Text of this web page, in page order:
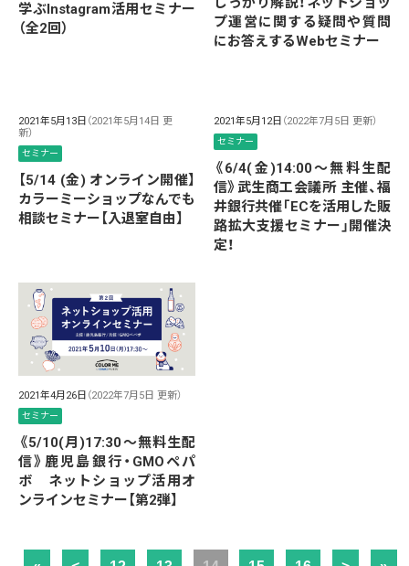
学ぶInstagram活用セミナー
（全2回）
プ運営に関する疑問や質問
にお答えするWebセミナー
2021年5月13日 （2021年5月14日 更
新）
セミナー
【5/14 (金) オンライン開催】
カラーミーショップなんでも
相談セミナー【入退室自由】
2021年5月12日 （2022年7月5日 更新）
セミナー
《6/4(金)14:00～無料生配
信》武生商工会議所 主催、福
井銀行共催「ECを活用した販
路拡大支援セミナー」開催決
定！
2021年4月26日 （2022年7月5日 更新）
セミナー
《5/10(月)17:30～無料生配
信》鹿児島銀行・GMOペパ
ボ ネットショップ活用オ
ンラインセミナー【第2弾】